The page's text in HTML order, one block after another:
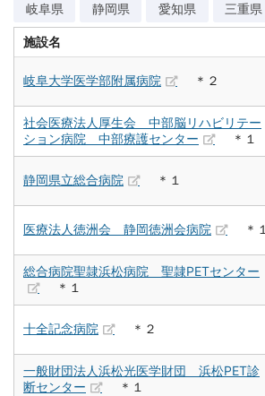
岐阜県 静岡県 愛知県 三重県
施設名
岐阜大学医学部附属病院 ＊２
社会医療法人厚生会 中部脳リハビリテー
ション病院 中部療護センター
＊１
静岡県立総合病院 ＊１
医療法人徳洲会 静岡徳洲会病院 ＊１
総合病院聖隷浜松病院 聖隷PETセンター
＊１
十全記念病院 ＊２
一般財団法人浜松光医学財団 浜松PET診
断センター
＊１